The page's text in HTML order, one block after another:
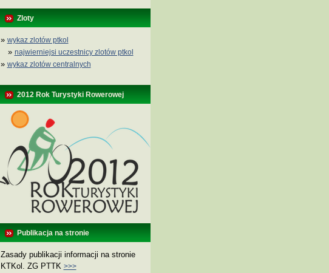
Zloty
» wykaz zlotów ptkol
» najwierniejsi uczestnicy zlotów ptkol
» wykaz zlotów centralnych
2012 Rok Turystyki Rowerowej
Publikacja na stronie
Zasady publikacji informacji na stronie
KTKol. ZG PTTK >>>